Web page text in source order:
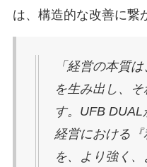
は、構造的な改善に繋
「経営の本質
を生み出し、
す。UFB
経営における
を、より強く